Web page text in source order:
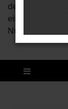
den Straßen
eingefahren
Nutzung. Und